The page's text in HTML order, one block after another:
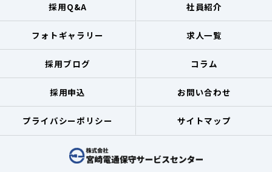
採用Q&A 社員紹介
フォトギャラリー 求人一覧
採用ブログ コラム
採用申込 お問い合わせ
プライバシーポリシー サイトマップ